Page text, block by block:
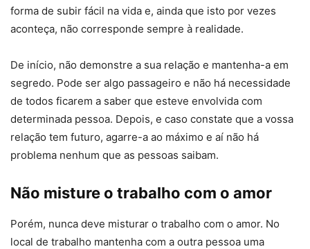
forma de subir fácil na vida e, ainda que isto por vezes
aconteça, não corresponde sempre à realidade.
De início, não demonstre a sua relação e mantenha-a em
segredo. Pode ser algo passageiro e não há necessidade
de todos ficarem a saber que esteve envolvida com
determinada pessoa. Depois, e caso constate que a vossa
relação tem futuro, agarre-a ao máximo e aí não há
problema nenhum que as pessoas saibam.
Não misture o trabalho com o amor
Porém, nunca deve misturar o trabalho com o amor. No
local de trabalho mantenha com a outra pessoa uma